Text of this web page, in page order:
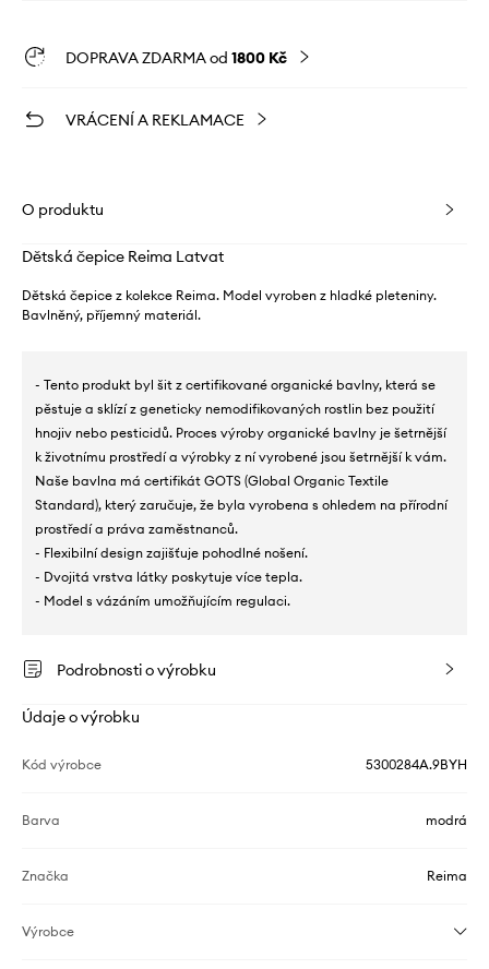
DOPRAVA ZDARMA od 1800 Kč
VRÁCENÍ A REKLAMACE
O produktu
Dětská čepice Reima Latvat
Dětská čepice z kolekce Reima. Model vyroben z hladké pleteniny.
Bavlněný, příjemný materiál.
- Tento produkt byl šit z certifikované organické bavlny, která se
pěstuje a sklízí z geneticky nemodifikovaných rostlin bez použití
hnojiv nebo pesticidů. Proces výroby organické bavlny je šetrnější
k životnímu prostředí a výrobky z ní vyrobené jsou šetrnější k vám.
Naše bavlna má certifikát GOTS (Global Organic Textile
Standard), který zaručuje, že byla vyrobena s ohledem na přírodní
prostředí a práva zaměstnanců.
- Flexibilní design zajišťuje pohodlné nošení.
- Dvojitá vrstva látky poskytuje více tepla.
- Model s vázáním umožňujícím regulaci.
Podrobnosti o výrobku
Údaje o výrobku
Kód výrobce 5300284A.9BYH
Barva modrá
Značka Reima
Výrobce